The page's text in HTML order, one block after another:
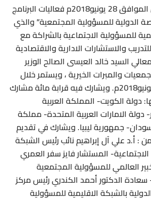
انطلقت يوم الخميس الموافق 28 يونيو2018م فعاليات البرنامج
الدولية للمسؤولية المجتمعية” والذي
للمسؤولية الاجتماعية بالشراكة مع
والاستشارات الادارية والاقتصادية
السيد خالد العيسى الصالح الوزير
والمبرات الخيرية ، ويستمر خلال
الفترة مابين 28-30 يونيو2018م. ويشارك فيه قرابة مائة مشارك
دولة الكويت- المملكة العربية
دولة الامارات العربية المتحدة- مملكة
جمهورية ليبيا. ويشارك في تقديم
من : أ.د علي آل إبراهيم نائب رئيس الشبكة
المستشار فايز سفر العمري
العالمي للمسؤولية المجتمعية
الدكتور أحمد الكندري رئيس مركز
بالشبكة الاقليمية للمسؤولية